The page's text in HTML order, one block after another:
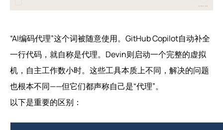
“AI编码代理”这个词被随意使用。GitHub Copilot自动补全
一行代码，就自称是代理。Devin则启动一个完整的虚拟
机，自主工作数小时。这些工具本质上不同，解决的问题
也根本不同——但它们都声称自己是“代理”。
以下是重要的区别：